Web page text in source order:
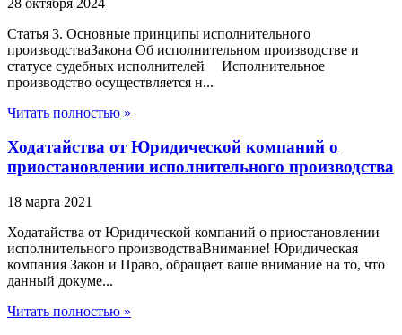
Статья 3. Основные принципы исполнительного
производстваЗакона Об исполнительном производстве и
статусе судебных исполнителей Исполнительное
производство осуществляется н...
Читать полностью »
Ходатайства от Юридической компаний о
приостановлении исполнительного производства
18 марта 2021
Ходатайства от Юридической компаний о приостановлении
исполнительного производстваВнимание! Юридическая
компания Закон и Право, обращает ваше внимание на то, что
данный докуме...
Читать полностью »